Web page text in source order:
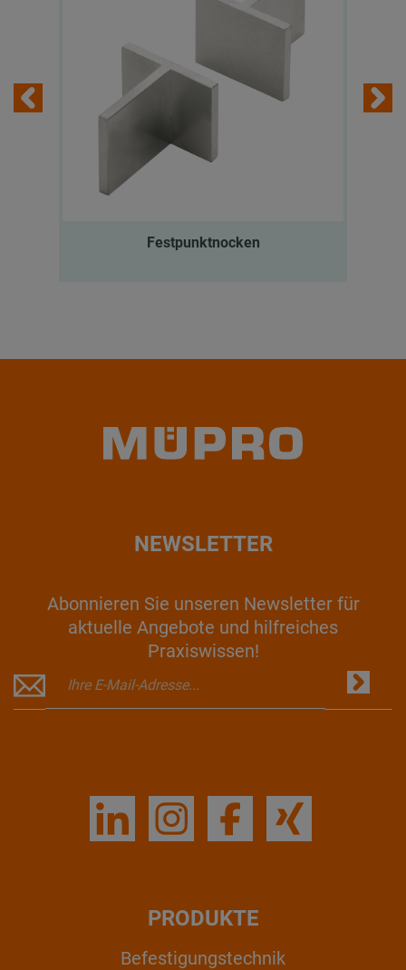
Festpunktnocken
NEWSLETTER
Abonnieren Sie unseren Newsletter für
aktuelle Angebote und hilfreiches
Praxiswissen!
PRODUKTE
Befestigungstechnik